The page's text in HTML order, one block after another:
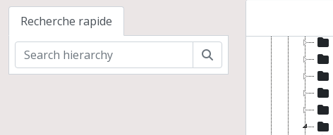
Recherche rapide
Rechercher